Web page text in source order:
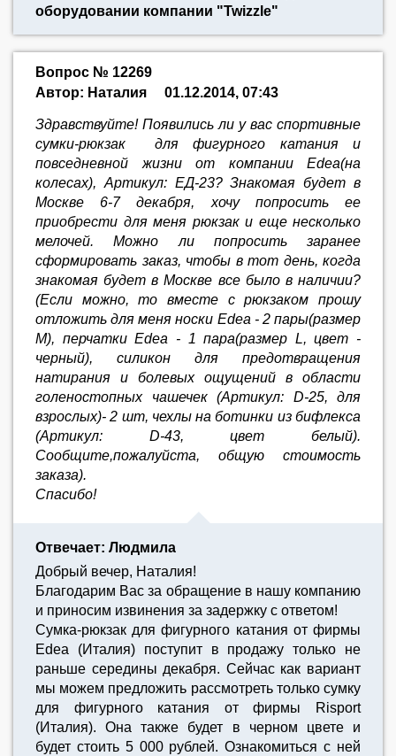
оборудовании компании "Twizzle"
Вопрос № 12269
Автор: Наталия
01.12.2014, 07:43
Здравствуйте! Появились ли у вас спортивные
сумки-рюкзак для фигурного катания и
повседневной жизни от компании Edea(на
колесах), Артикул: ЕД-23? Знакомая будет в
Москве 6-7 декабря, хочу попросить ее
приобрести для меня рюкзак и еще несколько
мелочей. Можно ли попросить заранее
сформировать заказ, чтобы в тот день, когда
знакомая будет в Москве все было в наличии?
(Если можно, то вместе с рюкзаком прошу
отложить для меня носки Edea - 2 пары(размер
М), перчатки Edea - 1 пара(размер L, цвет -
черный), силикон для предотвращения
натирания и болевых ощущений в области
голеностопных чашечек (Артикул: D-25, для
взрослых)- 2 шт, чехлы на ботинки из бифлекса
(Артикул: D-43, цвет белый).
Сообщите,пожалуйста, общую стоимость
заказа).
Спасибо!
Отвечает: Людмила
Добрый вечер, Наталия!
Благодарим Вас за обращение в нашу компанию
и приносим извинения за задержку с ответом!
Сумка-рюкзак для фигурного катания от фирмы
Edea (Италия) поступит в продажу только не
раньше середины декабря. Сейчас как вариант
мы можем предложить рассмотреть только сумку
для фигурного катания от фирмы Risport
(Италия). Она также будет в черном цвете и
будет стоить 5 000 рублей. Ознакомиться с ней